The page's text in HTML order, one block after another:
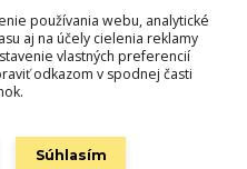
používania webu, analytické
aj na účely cielenia reklamy
vlastných preferencií
odkazom v spodnej časti
Súhlasím